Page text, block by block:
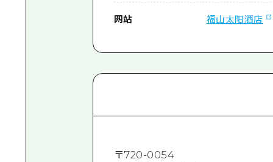
网站 福山太阳酒店
〒720-0054